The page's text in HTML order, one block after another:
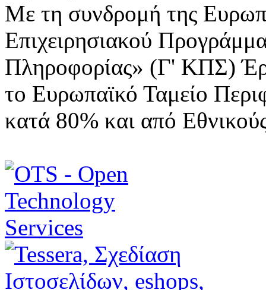
Με τη συνδρομή της
Επιχειρησιακού
Πληροφορίας» (Γ' ΚΠΣ)
το Ευρωπαϊκό Ταμείο
κατά 80% και από